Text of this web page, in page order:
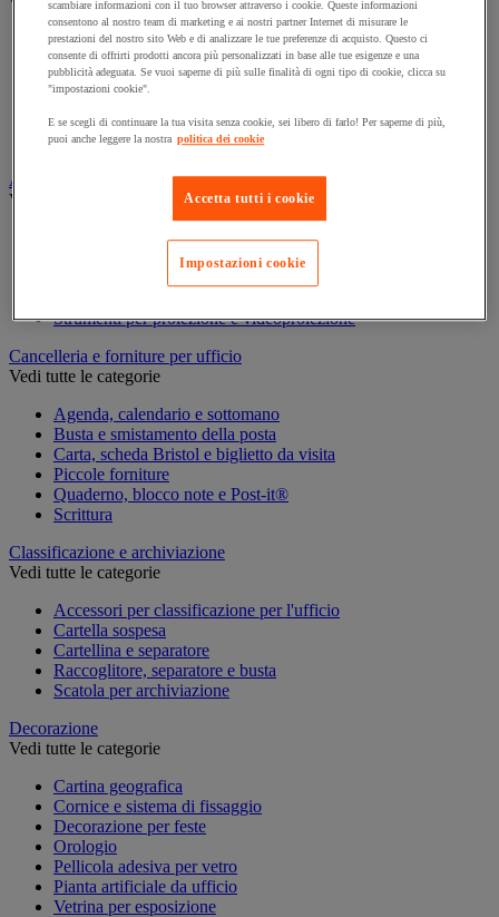
Archiviazione orizzontale
Archiviazione per cartelle sospese
Armadio
Carrello da ufficio
Libreria
Audiovisivi
Vedi tutte le categorie
Attrezzature audio e Hi-Fi
Connessione audio e video
Strumenti per proiezione e videoproiezione
Cancelleria e forniture per ufficio
Vedi tutte le categorie
Agenda, calendario e sottomano
Busta e smistamento della posta
Carta, scheda Bristol e biglietto da visita
Piccole forniture
Quaderno, blocco note e Post-it®
Scrittura
Classificazione e archiviazione
Vedi tutte le categorie
Accessori per classificazione per l'ufficio
Cartella sospesa
Cartellina e separatore
Raccoglitore, separatore e busta
Scatola per archiviazione
Decorazione
Vedi tutte le categorie
Cartina geografica
Cornice e sistema di fissaggio
Decorazione per feste
Orologio
Pellicola adesiva per vetro
Pianta artificiale da ufficio
Vetrina per esposizione
scambiare informazioni con il tuo browser attraverso i cookie. Queste informazioni
consentono al nostro team di marketing e ai nostri partner Internet di misurare le
prestazioni del nostro sito Web e di analizzare le tue preferenze di acquisto. Questo ci
consente di offrirti prodotti ancora più personalizzati in base alle tue esigenze e una
pubblicità adeguata. Se vuoi saperne di più sulle finalità di ogni tipo di cookie, clicca su
"impostazioni cookie".
E se scegli di continuare la tua visita senza cookie, sei libero di farlo! Per saperne di più,
puoi anche leggere la nostra politica dei cookie
Accetta tutti i cookie
Impostazioni cookie